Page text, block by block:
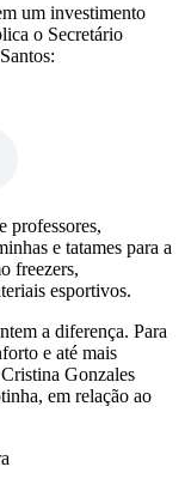
um investimento
o Secretário
professores,
e tatames para a
freezers,
esportivos.
a diferença. Para
e até mais
Gonzales
em relação ao